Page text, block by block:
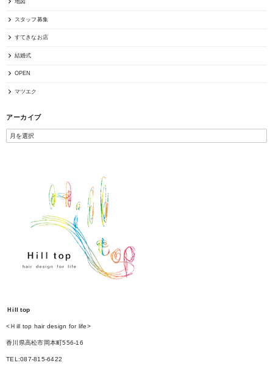
地図
スタッフ募集
すてきなお店
結婚式
OPEN
マツエク
アーカイブ
Ｈill top
<Ｈill top hair design for life>
香川県高松市岡本町556-16
TEL:087-815-6422